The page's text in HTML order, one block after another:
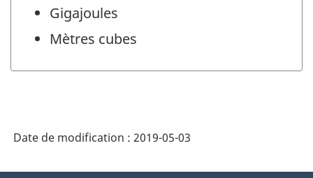
Gigajoules
Mètres cubes
Date de modification : 2019-05-03